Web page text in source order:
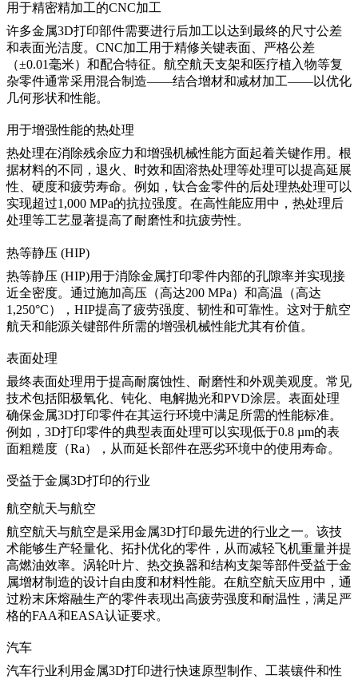
用于精密精加工的CNC加工
许多金属3D打印部件需要进行后加工以达到最终的尺寸公差
和表面光洁度。 CNC加工用于精修关键表面、严格公差
（±0.01毫米）和配合特征。航空航天支架和医疗植入物等复
杂零件通常采用混合制造——结合增材和减材加工——以优化
几何形状和性能。
用于增强性能的热处理
热处理在消除残余应力和增强机械性能方面起着关键作用。根
据材料的不同，退火、时效和固溶热处理等处理可以提高延展
性、硬度和疲劳寿命。例如，钛合金零件的后处理热处理可以
实现超过1,000 MPa的抗拉强度。在高性能应用中， 热处理后
处理等工艺显著提高了耐磨性和抗疲劳性。
热等静压 (HIP)
热等静压 (HIP)用于消除金属打印零件内部的孔隙率并实现接
近全密度。通过施加高压（高达200 MPa）和高温（高达
1,250°C），HIP提高了疲劳强度、韧性和可靠性。这对于航空
航天和能源关键部件所需的增强机械性能尤其有价值。
表面处理
最终表面处理用于提高耐腐蚀性、耐磨性和外观美观度。常见
技术包括阳极氧化、钝化、电解抛光和PVD涂层。 表面处理
确保金属3D打印零件在其运行环境中满足所需的性能标准。
例如， 3D打印零件的典型表面处理可以实现低于0.8 µm的表
面粗糙度（Ra），从而延长部件在恶劣环境中的使用寿命。
受益于金属3D打印的行业
航空航天与航空
航空航天与航空是采用金属3D打印最先进的行业之一。该技
术能够生产轻量化、拓扑优化的零件，从而减轻飞机重量并提
高燃油效率。涡轮叶片、热交换器和结构支架等部件受益于金
属增材制造的设计自由度和材料性能。在航空航天应用中，通
过粉末床熔融生产的零件表现出高疲劳强度和耐温性，满足严
格的FAA和EASA认证要求。
汽车
汽车行业利用金属3D打印进行快速原型制作、工装镶件和性